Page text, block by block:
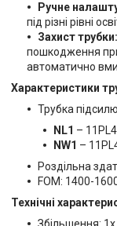
Ручне
під різні рівні
Захист трубки:
пошкодження при
автоматично
Характеристики
Трубка
NL1 –
NW1 –
Роздільна
FOM: 1400-
Технічні